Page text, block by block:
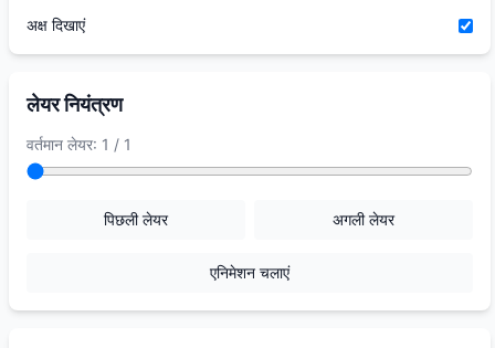
अक्ष दिखाएं
लेयर नियंत्रण
वर्तमान लेयर: 1 / 1
पिछली लेयर अगली लेयर
एनिमेशन चलाएं